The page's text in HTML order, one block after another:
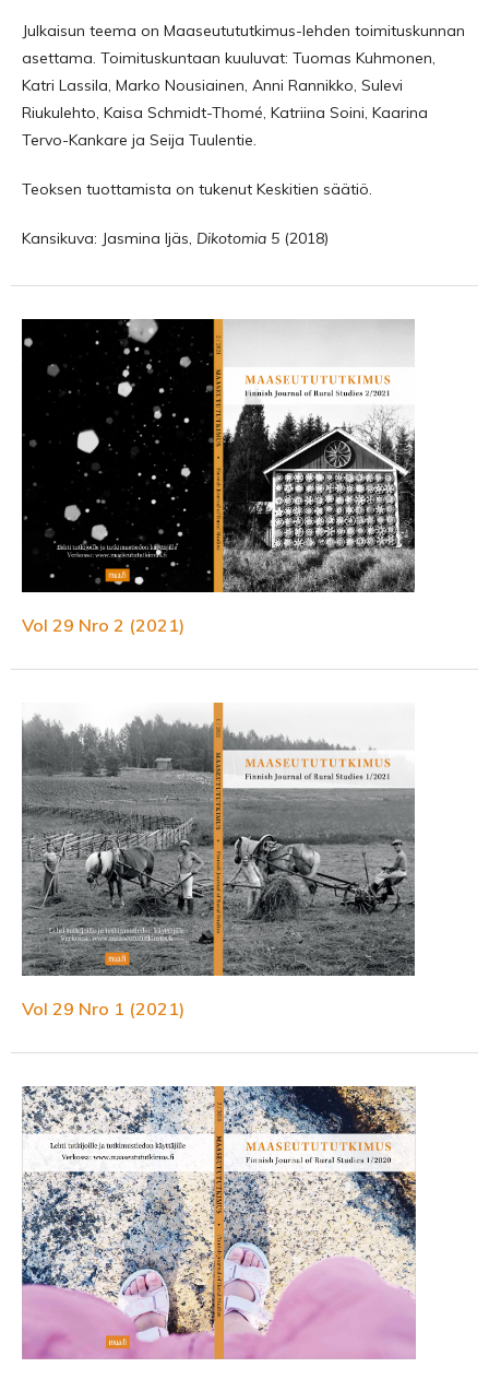
Julkaisun teema on Maaseutututkimus-lehden toimituskunnan
asettama. Toimituskuntaan kuuluvat: Tuomas Kuhmonen,
Katri Lassila, Marko Nousiainen, Anni Rannikko, Sulevi
Riukulehto, Kaisa Schmidt-Thomé, Katriina Soini, Kaarina
Tervo-Kankare ja Seija Tuulentie.
Teoksen tuottamista on tukenut Keskitien säätiö.
Kansikuva: Jasmina Ijäs, Dikotomia 5 (2018)
Vol 29 Nro 2 (2021)
Vol 29 Nro 1 (2021)